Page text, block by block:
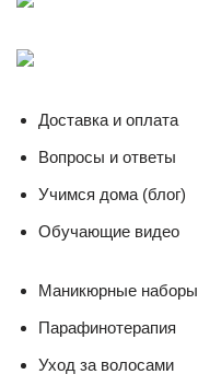
Доставка и оплата
Вопросы и ответы
Учимся дома (блог)
Обучающие видео
Маникюрные наборы
Парафинотерапия
Уход за волосами